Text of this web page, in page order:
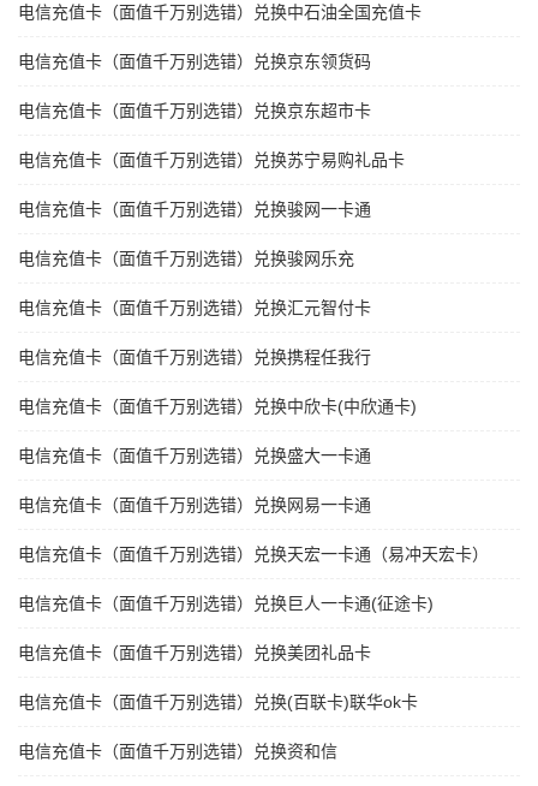
电信充值卡（面值千万别选错）兑换中石油全国充值卡
电信充值卡（面值千万别选错）兑换京东领货码
电信充值卡（面值千万别选错）兑换京东超市卡
电信充值卡（面值千万别选错）兑换苏宁易购礼品卡
电信充值卡（面值千万别选错）兑换骏网一卡通
电信充值卡（面值千万别选错）兑换骏网乐充
电信充值卡（面值千万别选错）兑换汇元智付卡
电信充值卡（面值千万别选错）兑换携程任我行
电信充值卡（面值千万别选错）兑换中欣卡(中欣通卡)
电信充值卡（面值千万别选错）兑换盛大一卡通
电信充值卡（面值千万别选错）兑换网易一卡通
电信充值卡（面值千万别选错）兑换天宏一卡通（易冲天宏卡）
电信充值卡（面值千万别选错）兑换巨人一卡通(征途卡)
电信充值卡（面值千万别选错）兑换美团礼品卡
电信充值卡（面值千万别选错）兑换(百联卡)联华ok卡
电信充值卡（面值千万别选错）兑换资和信